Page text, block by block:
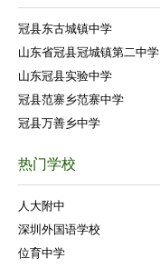
冠县东古城镇中学
山东省冠县冠城镇第二中学
山东冠县实验中学
冠县范寨乡范寨中学
冠县万善乡中学
热门学校
人大附中
深圳外国语学校
位育中学